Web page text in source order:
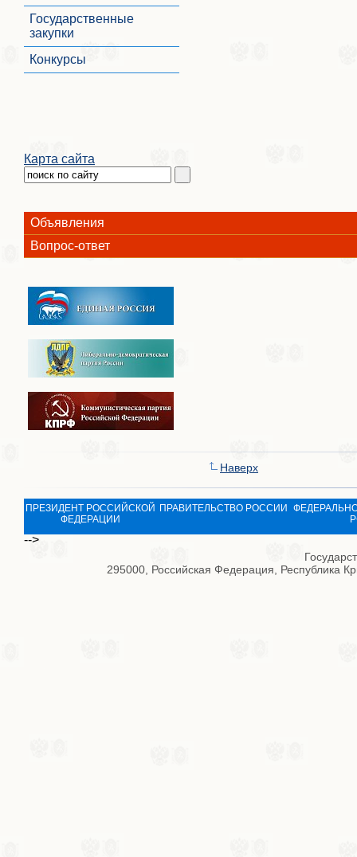
Государственные
закупки
Конкурсы
Карта сайта
Объявления
Вопрос-ответ
Наверх
ПРЕЗИДЕНТ РОССИЙСКОЙ
ФЕДЕРАЦИИ
ПРАВИТЕЛЬСТВО РОССИИ
295000, Российская Федерация, Республика
-->